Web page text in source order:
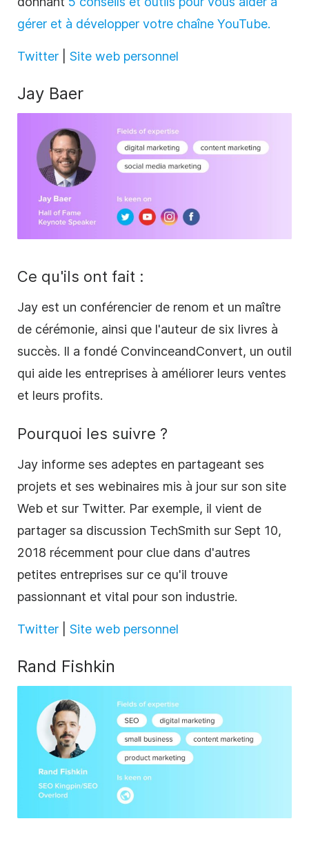
gérer et à développer votre chaîne YouTube.
Twitter Site web personnel
Jay Baer
Ce qu'ils ont fait :
Jay est un conférencier de renom et un maître
de cérémonie, ainsi que l'auteur de six livres à
succès. Il a fondé ConvinceandConvert, un outil
qui aide les entreprises à améliorer leurs ventes
et leurs profits.
Pourquoi les suivre ?
Jay informe ses adeptes en partageant ses
projets et ses webinaires mis à jour sur son site
Web et sur Twitter. Par exemple, il vient de
partager sa discussion TechSmith sur Sept 10,
2018 récemment pour clue dans d'autres
petites entreprises sur ce qu'il trouve
passionnant et vital pour son industrie.
Twitter Site web personnel
Rand Fishkin